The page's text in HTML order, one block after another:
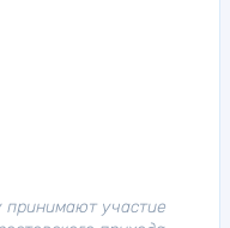
принимают участие